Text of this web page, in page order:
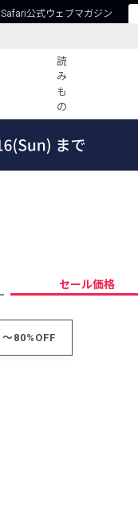
Safari公式ウェブマガジン
読
み
も
の
プライバシーポリシー
セール価格
～80%OFF